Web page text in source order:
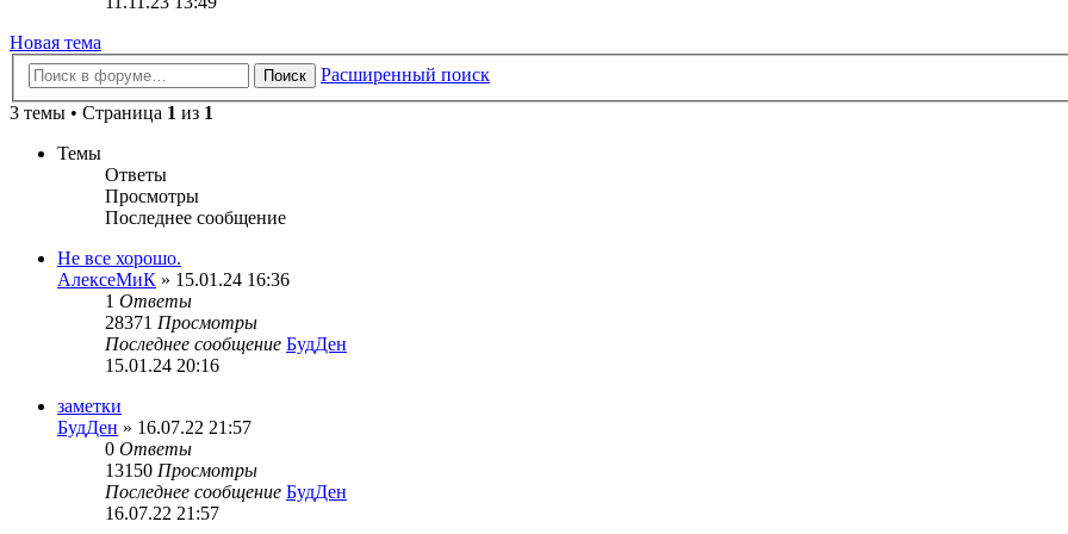
Новая тема
Поиск
Расширенный поиск
3 темы • Страница 1 из 1
Темы
Ответы
Просмотры
Последнее сообщение
Не все хорошо.
АлексеМиК » 15.01.24 16:36
1 Ответы
28371 Просмотры
Последнее сообщение БудДен
15.01.24 20:16
заметки
БудДен » 16.07.22 21:57
0 Ответы
13150 Просмотры
Последнее сообщение БудДен
16.07.22 21:57